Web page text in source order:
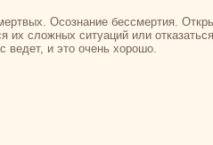
Осознание бессмертия.
сложных ситуаций или
ведет, и это очень хорошо.